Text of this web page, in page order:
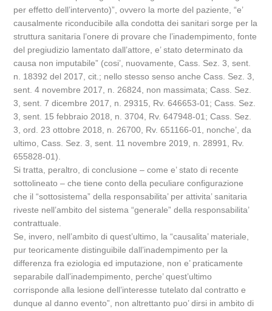
per effetto dell’intervento)”, ovvero la morte del paziente, “e’
causalmente riconducibile alla condotta dei sanitari sorge per la
struttura sanitaria l’onere di provare che l’inadempimento, fonte
del pregiudizio lamentato dall’attore, e’ stato determinato da
causa non imputabile” (cosi’, nuovamente, Cass. Sez. 3, sent.
n. 18392 del 2017, cit.; nello stesso senso anche Cass. Sez. 3,
sent. 4 novembre 2017, n. 26824, non massimata; Cass. Sez.
3, sent. 7 dicembre 2017, n. 29315, Rv. 646653-01; Cass. Sez.
3, sent. 15 febbraio 2018, n. 3704, Rv. 647948-01; Cass. Sez.
3, ord. 23 ottobre 2018, n. 26700, Rv. 651166-01, nonche’, da
ultimo, Cass. Sez. 3, sent. 11 novembre 2019, n. 28991, Rv.
655828-01).
Si tratta, peraltro, di conclusione – come e’ stato di recente
sottolineato – che tiene conto della peculiare configurazione
che il “sottosistema” della responsabilita’ per attivita’ sanitaria
riveste nell’ambito del sistema “generale” della responsabilita’
contrattuale.
Se, invero, nell’ambito di quest’ultimo, la “causalita’ materiale,
pur teoricamente distinguibile dall’inadempimento per la
differenza fra eziologia ed imputazione, non e’ praticamente
separabile dall’inadempimento, perche’ quest’ultimo
corrisponde alla lesione dell’interesse tutelato dal contratto e
dunque al danno evento”, non altrettanto puo’ dirsi in ambito di